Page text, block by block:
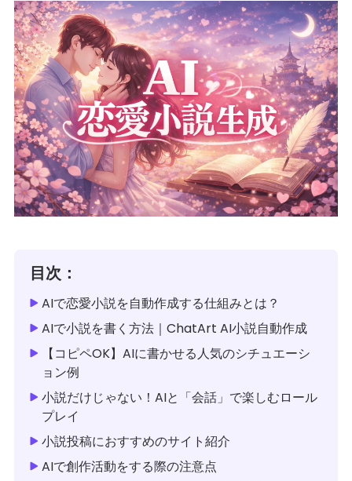
目次：
AIで恋愛小説を自動作成する仕組みとは？
AIで小説を書く方法｜ChatArt AI小説自動作成
【コピペOK】AIに書かせる人気のシチュエーシ
ョン例
小説だけじゃない！AIと「会話」で楽しむロール
プレイ
小説投稿におすすめのサイト紹介
AIで創作活動をする際の注意点